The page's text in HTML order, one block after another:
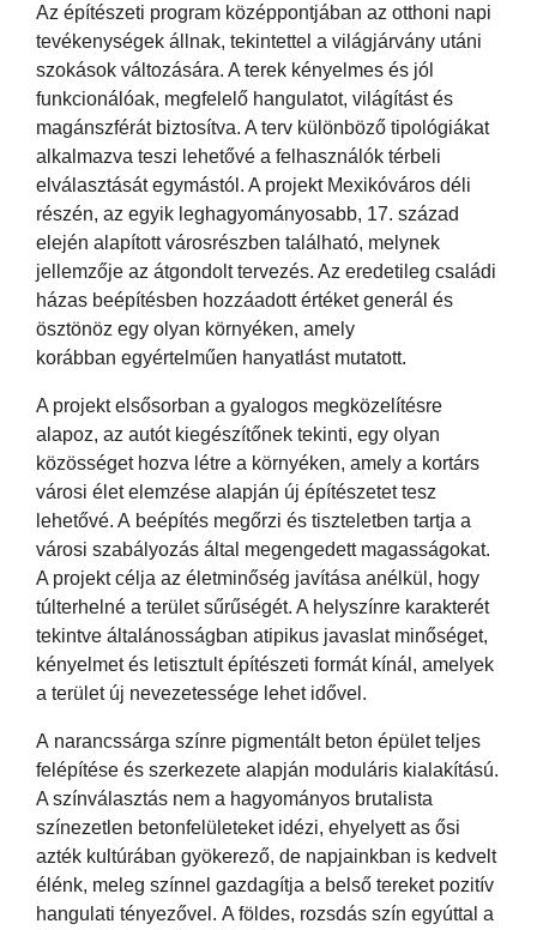
Az építészeti program középpontjában az otthoni napi
tevékenységek állnak, tekintettel a világjárvány utáni
szokások változására. A terek kényelmes és jól
funkcionálóak, megfelelő hangulatot, világítást és
magánszférát biztosítva. A terv különböző tipológiákat
alkalmazva teszi lehetővé a felhasználók térbeli
elválasztását egymástól. A projekt Mexikóváros déli
részén, az egyik leghagyományosabb, 17. század
elején alapított városrészben található, melynek
jellemzője az átgondolt tervezés. Az eredetileg családi
házas beépítésben hozzáadott értéket generál és
ösztönöz egy olyan környéken, amely
korábban egyértelműen hanyatlást mutatott.
A projekt elsősorban a gyalogos megközelítésre
alapoz, az autót kiegészítőnek tekinti, egy olyan
közösséget hozva létre a környéken, amely a kortárs
városi élet elemzése alapján új építészetet tesz
lehetővé. A beépítés megőrzi és tiszteletben tartja a
városi szabályozás által megengedett magasságokat.
A projekt célja az életminőség javítása anélkül, hogy
túlterhelné a terület sűrűségét. A helyszínre karakterét
tekintve általánosságban atipikus javaslat minőséget,
kényelmet és letisztult építészeti formát kínál, amelyek
a terület új nevezetessége lehet idővel.
A narancssárga színre pigmentált beton épület teljes
felépítése és szerkezete alapján moduláris kialakítású.
A színválasztás nem a hagyományos brutalista
színezetlen betonfelületeket idézi, ehyelyett as ősi
azték kultúrában gyökerező, de napjainkban is kedvelt
élénk, meleg színnel gazdagítja a belső tereket pozitív
hangulati tényezővel. A földes, rozsdás szín egyúttal a